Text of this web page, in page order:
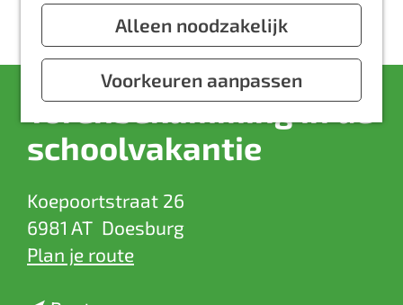
Alleen noodzakelijk
Voorkeuren aanpassen
Torenbeklimming in de
schoolvakantie
Koepoortstraat 26
6981 AT Doesburg
Plan je routen